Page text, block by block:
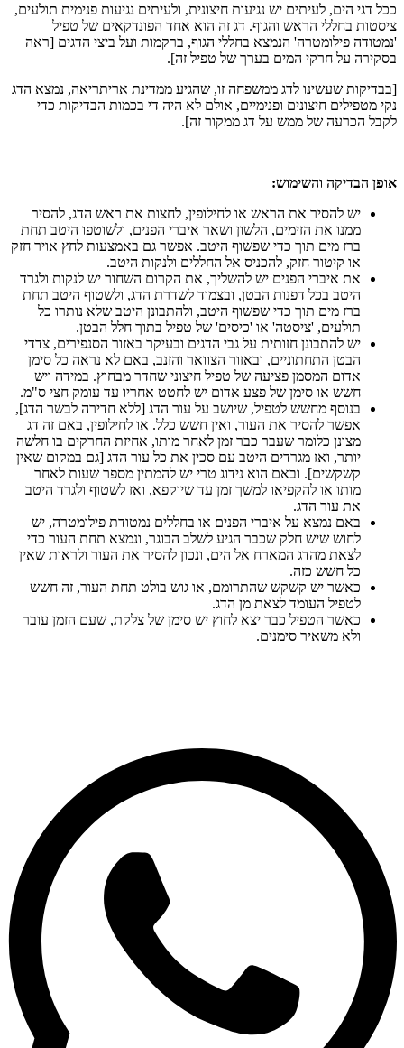
ככל דגי הים, לעיתים יש נגיעות חיצונית, ולעיתים נגיעות פנימית תולעים,
ציסטות בחללי הראש והגוף. דג זה הוא אחד הפונדקאים של טפיל
'נמטודה פילומטרה' הנמצא בחללי הגוף, ברקמות ועל ביצי הדגים [ראה
בסקירה על חרקי המים בערך של טפיל זה].
[בבדיקות שעשינו לדג ממשפחה זו, שהגיע ממדינת אריתריאה, נמצא הדג
נקי מטפילים חיצונים ופנימיים, אולם לא היה די בכמות הבדיקות כדי
לקבל הכרעה של ממש על דג ממקור זה].
אופן הבדיקה והשימוש:
יש להסיר את הראש או לחילופין, לחצות את ראש הדג, להסיר
ממנו את הזימים, הלשון ושאר איברי הפנים, ולשוטפו היטב תחת
ברז מים תוך כדי שפשוף היטב. אפשר גם באמצעות לחץ אויר חזק
או קיטור חזק, להכניס אל החללים ולנקות היטב.
את איברי הפנים יש להשליך, את הקרום השחור יש לנקות ולגרד
היטב בכל דפנות הבטן, ובצמוד לשדרת הדג, ולשטוף היטב תחת
ברז מים תוך כדי שפשוף היטב, ולהתבונן היטב שלא נותרו כל
תולעים, 'ציסטה' או 'כיסים' של טפיל בתוך חלל הבטן.
יש להתבונן חזותית על גבי הדגים ובעיקר באזור הסנפירים, צדדי
הבטן התחתוניים, ובאזור הצוואר והזנב, באם לא נראה כל סימן
אדום המסמן פציעה של טפיל חיצוני שחדר מבחוץ. במידה ויש
חשש או סימן של פצע אדום יש לחטט אחריו עד עומק חצי ס"מ.
בנוסף מחשש לטפיל, שיושב על עור הדג [ללא חדירה לבשר הדג],
אפשר להסיר את העור, ואין חשש כלל. או לחילופין, באם זה דג
מצונן כלומר שעבר כבר זמן לאחר מותו, אחיזת החרקים בו חלשה
יותר, ואז מגרדים היטב עם סכין את כל עור הדג [גם במקום שאין
קשקשים]. ובאם הוא נידוג טרי יש להמתין מספר שעות לאחר
מותו או להקפיאו למשך זמן עד שיוקפא, ואז לשטוף ולגרד היטב
את עור הדג.
באם נמצא על איברי הפנים או בחללים נמטודת פילומטרה, יש
לחוש שיש חלק שכבר הגיע לשלב הבוגר, ונמצא תחת העור כדי
לצאת מהדג המארח אל הים, ונכון להסיר את העור ולראות שאין
כל חשש כזה.
כאשר יש קשקש שהתרומם, או גוש בולט תחת העור, זה חשש
לטפיל העומד לצאת מן הדג.
כאשר הטפיל כבר יצא לחוץ יש סימן של צלקת, שעם הזמן עובר
ולא משאיר סימנים.